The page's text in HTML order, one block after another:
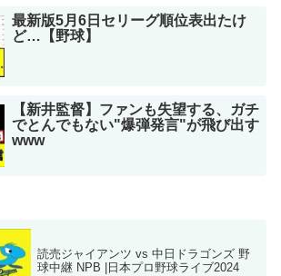
最新版5月6日セリーグ順位表出たけ
ど…【野球】
【新井監督】ファンも失望する、ガチ
でとんでもない"爆弾発言"が飛び出す
www
読売ジャイアンツ vs 中日ドラゴンズ 野
球中継 NPB |日本プロ野球ライブ2024